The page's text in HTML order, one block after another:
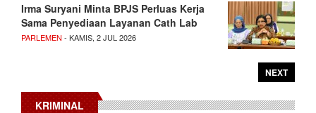
Irma Suryani Minta BPJS Perluas Kerja
Sama Penyediaan Layanan Cath Lab
PARLEMEN - KAMIS, 2 JUL 2026
NEXT
KRIMINAL